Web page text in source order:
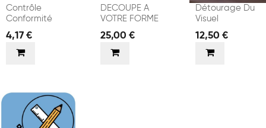
Contrôle
Conformité
4,17 €
DECOUPE A
VOTRE FORME
25,00 €
Détourage Du
Visuel
12,50 €